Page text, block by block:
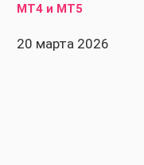
MT4 и MT5
20 марта 2026